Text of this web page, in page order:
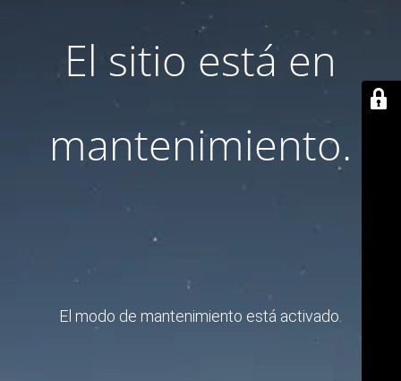
El sitio está en
mantenimiento.
El modo de mantenimiento está activado.